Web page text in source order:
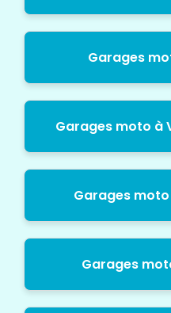
Garages
Garages moto à
Garages
Garages